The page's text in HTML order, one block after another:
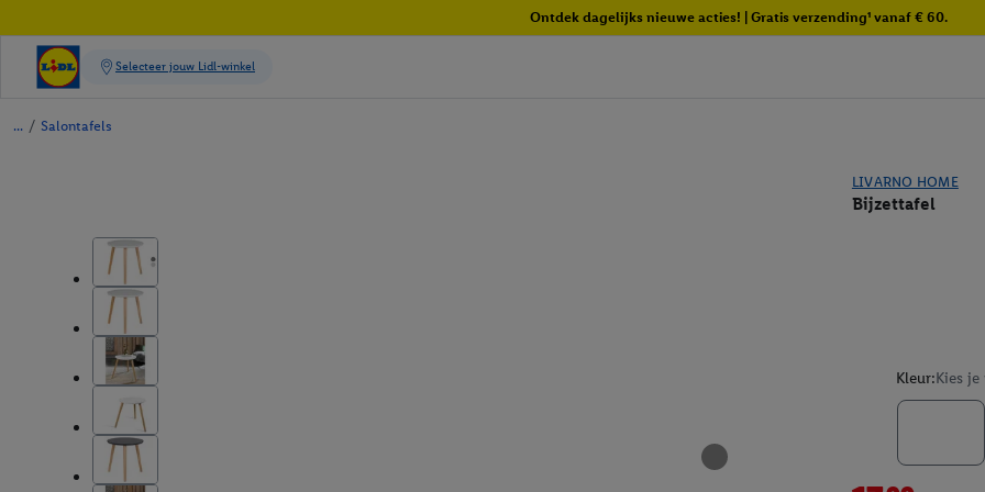
Ontdek dagelijks nieuwe acties! | Gratis verzending¹ vanaf € 60.
/ Salontafels
LIVARNO HOME
Bijzettafel
Kleur:Kies